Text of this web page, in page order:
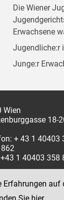
Die Wiener
Erwachsene
Jugendliche:r
Junge:r
Wien
18-
+ 43 1 40403
1 40403 358
Erfahrungen